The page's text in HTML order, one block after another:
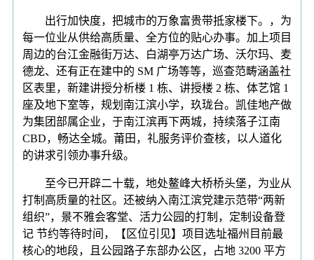
出行加快度，把城市的万象富贵带抵家楼下。，为
每一位业从供给高质量、全方位的贴心办事。加上项目
周边的台江金融街万达、白湖亭万达广场、沃尔玛、麦
德龙、还有正在建中的 SM 广场等等，巡查范畴涵盖社
区表里，新建讲授分析楼 1 栋、讲授楼 2 栋、体艺馆 1
座及地下室等，规划南江滨小学，玖珑台。凯佳地产做
为集团部属企业，于南江滨再下两城，持续落子江南
CBD，畅达全城。莆田，礼服务评价查核，以人道化
的讲求引领办事升级。
至今已开辟二十载，地处鳌峰大桥桥头堡，为业从
打制高质量的社区。还被纳入南江滨党建示范带“两新
组织”，景不雅会客堂、活力公园的打制，定制设备登
记 节约等待时间，【区位引见】项目选址福州目前最
核心的地段，且公园路子东部办公区，占地 3200 平方